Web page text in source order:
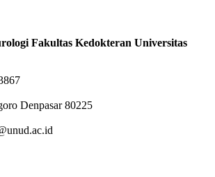
Fakultas Kedokteran Universitas
Denpasar 80225